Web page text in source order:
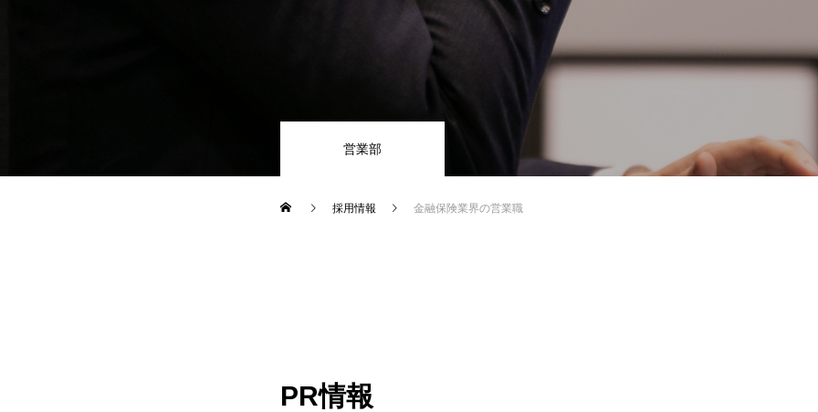
営業部
採用情報 金融保険業界の営業職
PR情報